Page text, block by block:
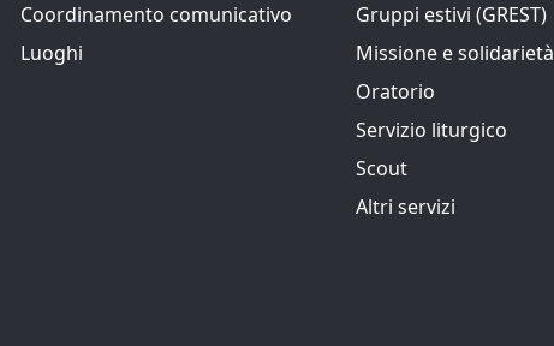
Coordinamento comunicativo
Luoghi
Gruppi estivi (GREST)
Missione e solidarietà
Oratorio
Servizio liturgico
Scout
Altri servizi